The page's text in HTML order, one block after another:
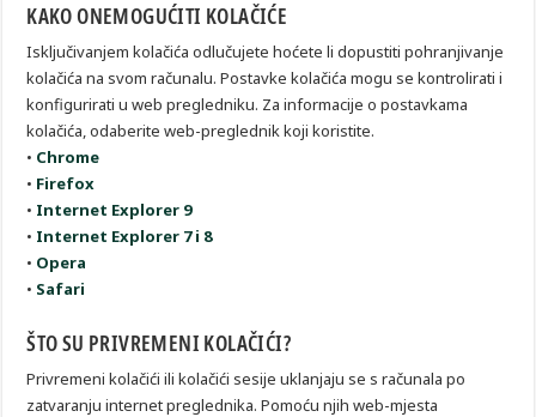
KAKO ONEMOGUĆITI KOLAČIĆE
Isključivanjem kolačića odlučujete hoćete li dopustiti pohranjivanje
kolačića na svom računalu. Postavke kolačića mogu se kontrolirati i
konfigurirati u web pregledniku. Za informacije o postavkama
kolačića, odaberite web-preglednik koji koristite.
• Chrome
• Firefox
• Internet Explorer 9
• Internet Explorer 7 i 8
• Opera
• Safari
ŠTO SU PRIVREMENI KOLAČIĆI?
Privremeni kolačići ili kolačići sesije uklanjaju se s računala po
zatvaranju internet preglednika. Pomoću njih web-mjesta